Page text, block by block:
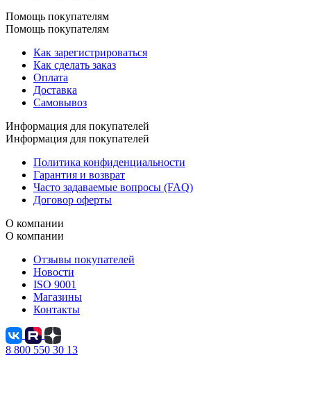
Помощь покупателям
Помощь покупателям
Как зарегистрироваться
Как сделать заказ
Оплата
Доставка
Самовывоз
Информация для покупателей
Информация для покупателей
Политика конфиденциальности
Гарантия и возврат
Часто задаваемые вопросы (FAQ)
Договор оферты
О компании
О компании
Отзывы покупателей
Новости
ISO 9001
Магазины
Контакты
8 800 550 30 13